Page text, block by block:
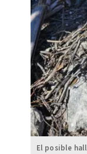
El posible